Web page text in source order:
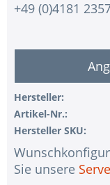
+49 (0)4181
Hersteller:
Artikel-Nr.:
Hersteller SKU:
Sie unsere